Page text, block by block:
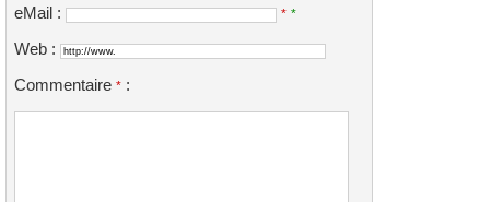
eMail : * *
Web :
Commentaire * :